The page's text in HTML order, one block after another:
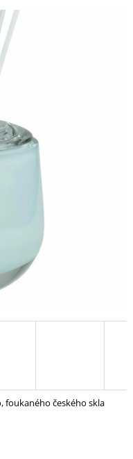
foukaného českého skla